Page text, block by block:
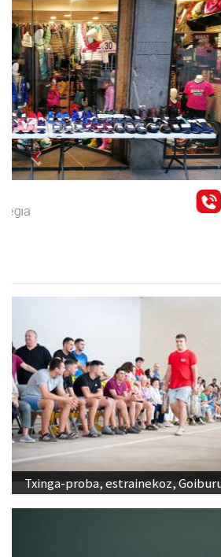
Amasa-Villabona - Ile-apaindegiak
Previous
Txinga-proba, estrainekoz,